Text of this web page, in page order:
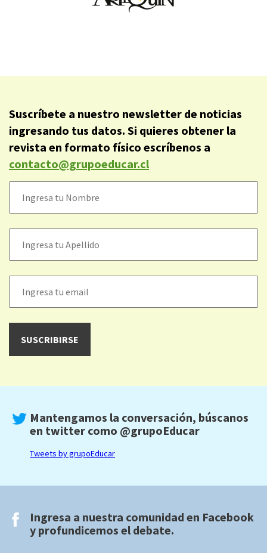
Suscríbete a nuestro newsletter de noticias
ingresando tus datos. Si quieres obtener la
revista en formato físico escríbenos a
contacto@grupoeducar.cl
Mantengamos la conversación, búscanos
en twitter como @grupoEducar
Tweets by grupoEducar
Ingresa a nuestra comunidad en Facebook
y profundicemos el debate.